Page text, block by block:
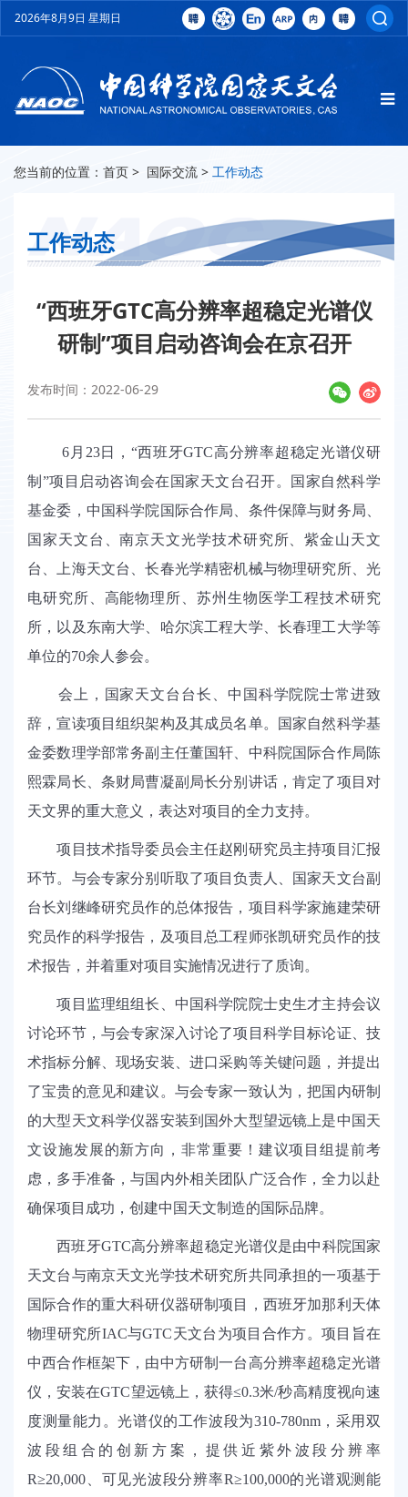
2026年8月9日 星期日
您当前的位置： 首页 > 国际交流 > 工作动态
工作动态
“西班牙GTC高分辨率超稳定光谱仪
研制”项目启动咨询会在京召开
发布时间：2022-06-29
6 月 23日，“西班牙GTC高分辨率超稳定光谱仪研
制”项目启动咨询会在国家天文台召开。国家自然科学
基金委，中国科学院国际合作局、条件保障与财务局、
国家天文台、南京天文光学技术研究所、紫金山天文
台、上海天文台、长春光学精密机械与物理研究所、光
电研究所、高能物理所、苏州生物医学工程技术研究
所，以及东南大学、哈尔滨工程大学、长春理工大学等
单位的70余人参会。
会上，国家天文台台长、中国科学院院士常进致
辞，宣读项目组织架构及其成员名单。国家自然科学基
金委数理学部常务副主任董国轩、中科院国际合作局陈
熙霖局长、条财局曹凝副局长分别讲话，肯定了项目对
天文界的重大意义，表达对项目的全力支持。
项目技术指导委员会主任赵刚研究员主持项目汇报
环节。与会专家分别听取了项目负责人、国家天文台副
台长刘继峰研究员作的总体报告，项目科学家施建荣研
究员作的科学报告，及项目总工程师张凯研究员作的技
术报告，并着重对项目实施情况进行了质询。
项目监理组组长、中国科学院院士史生才主持会议
讨论环节，与会专家深入讨论了项目科学目标论证、技
术指标分解、现场安装、进口采购等关键问题，并提出
了宝贵的意见和建议。与会专家一致认为，把国内研制
的大型天文科学仪器安装到国外大型望远镜上是中国天
文设施发展的新方向，非常重要！建议项目组提前考
虑，多手准备，与国内外相关团队广泛合作，全力以赴
确保项目成功，创建中国天文制造的国际品牌。
西班牙GTC高分辨率超稳定光谱仪是由中科院国家
天文台与南京天文光学技术研究所共同承担的一项基于
国际合作的重大科研仪器研制项目，西班牙加那利天体
物理研究所IAC与GTC天文台为项目合作方。项目旨在
中西合作框架下，由中方研制一台高分辨率超稳定光谱
仪，安装在GTC望远镜上，获得≤0.3米/秒高精度视向速
度测量能力。光谱仪的工作波段为310-780nm，采用双
波段组合的创新方案，提供近紫外波段分辨率
R≥20,000 、可见光波段分辨率R≥100,000的光谱观测能